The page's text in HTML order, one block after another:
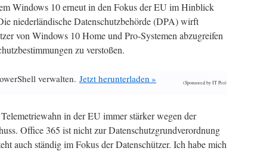
Windows 10 erneut in den Fokus der EU im Hinblick
niederländische Datenschutzbehörde (DPA) wirft
von Windows 10 Home und Pro-Systemen abzugreifen
zu verstoßen.
verwalten. Jetzt herunterladen » (Sponsored by IT Pro)
in der EU immer stärker wegen der
Office 365 ist nicht zur Datenschutzgrundverordnung
auch ständig im Fokus der Datenschützer. Ich habe mich